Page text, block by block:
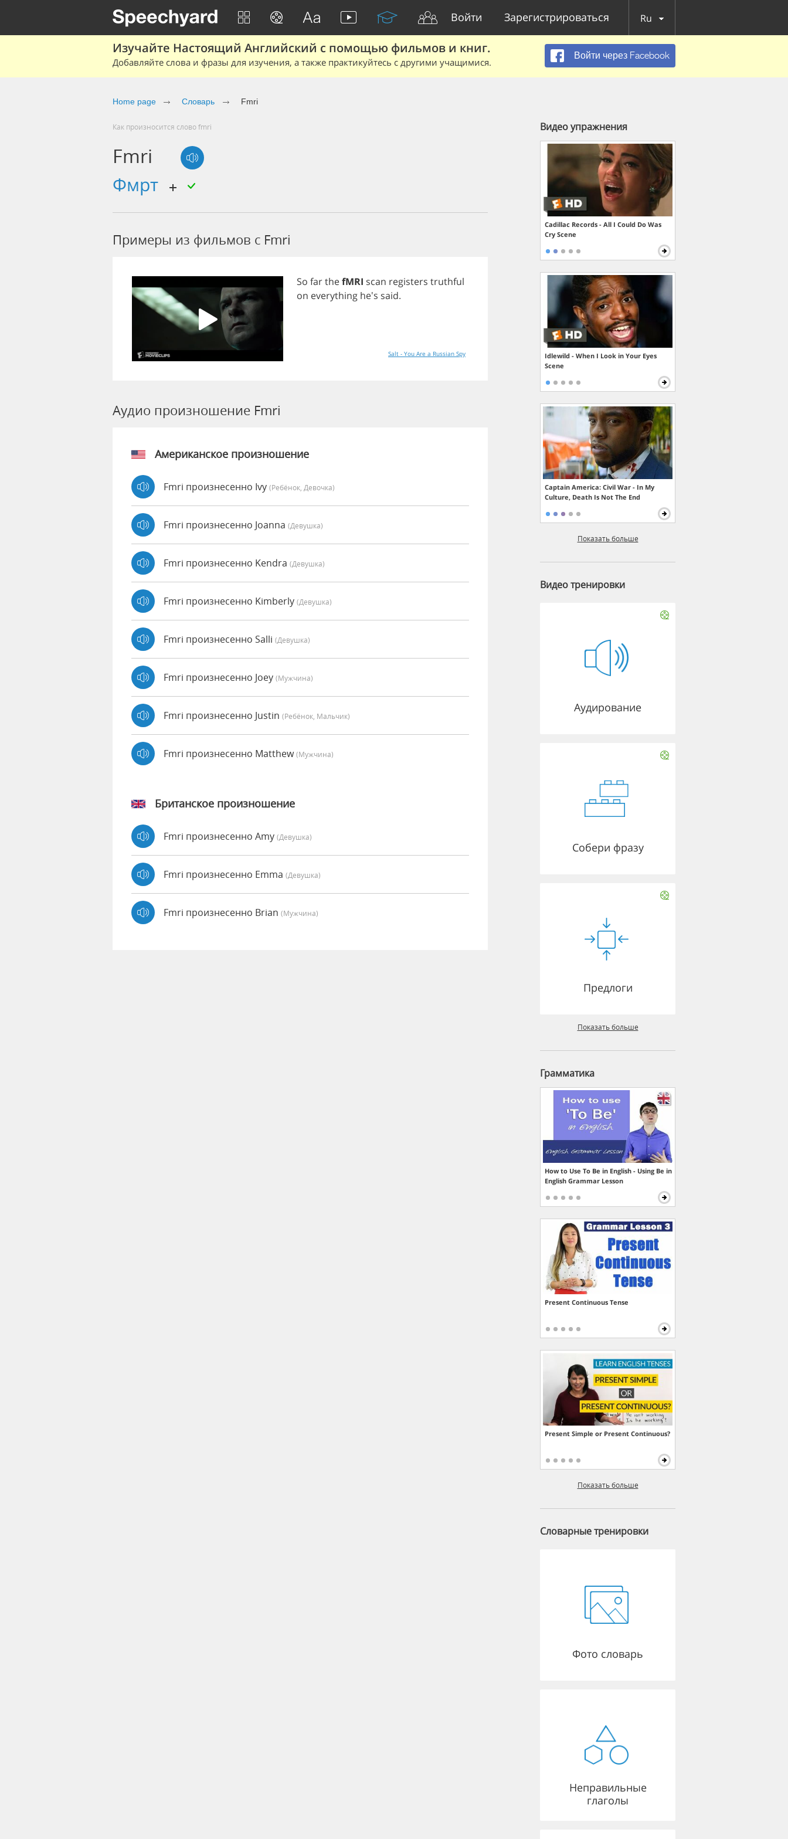
Войти Зарегистрироваться Ru
Изучайте Настоящий Английский с помощью фильмов и книг.
Добавляйте слова и фразы для изучения, а также практикуйтесь с другими учащимися.
Войти через Facebook
Home page Словарь Fmri
Как произносится слово fmri
Fmri
фмрт
Примеры из фильмов c Fmri
So farthefMRI scan registers truthful
on everything he's said.
Salt - You Are a Russian Spy
Аудио произношение Fmri
Американское произношение
Fmri произнесенно Ivy (Ребёнок, Девочка)
Fmri произнесенно Joanna (девушка)
Fmri произнесенно Kendra (девушка)
Fmri произнесенно Kimberly (девушка)
Fmri произнесенно Salli (девушка)
Fmri произнесенно Joey (мужчина)
Fmri произнесенно Justin (Ребёнок, Мальчик)
Fmri произнесенно Matthew(мужчина)
Британское произношение
Fmri произнесенно Amy (девушка)
Fmri произнесенно Emma (девушка)
Fmri произнесенно Brian (мужчина)
Видео упражнения
Cadillac Records - All I Could Do Was
Cry Scene
Idlewild - When I Look in Your Eyes
Scene
Captain America: Civil War - In My
Culture, Death Is Not The End
Показать больше
Видео тренировки
Аудирование
Собери фразу
Предлоги
Показать больше
Грамматика
How to Use To Be in English - Using Be in
English Grammar Lesson
Present Continuous Tense
Present Simple or Present Continuous?
Показать больше
Словарные тренировки
Фото словарь
Неправильные
глаголы